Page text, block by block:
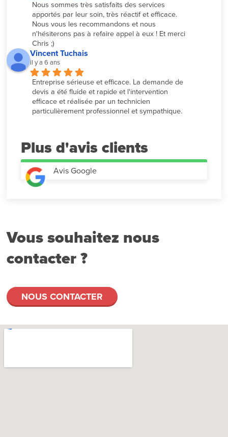
Nous sommes très satisfaits des services
apportés par leur soin, très réactif et efficace.
Nous vous les recommandons et nous
n'hésiterons pas à refaire appel à eux ! Et merci
Chris ;)
Vincent Tuchais
il y a 6 ans
Entreprise sérieuse et efficace. La demande de
devis a été fluide et rapide et l'intervention
efficace et réalisée par un technicien
particulièrement professionnel et sympathique.
Plus d'avis
Avis Google
Vous souhaitez nous
contacter ?
NOUS CONTACTER